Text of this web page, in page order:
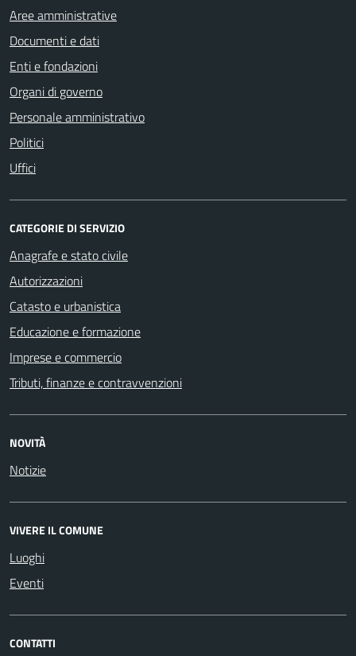
Aree amministrative
Documenti e dati
Enti e fondazioni
Organi di governo
Personale amministrativo
Politici
Uffici
CATEGORIE DI SERVIZIO
Anagrafe e stato civile
Autorizzazioni
Catasto e urbanistica
Educazione e formazione
Imprese e commercio
Tributi, finanze e contravvenzioni
NOVITÀ
Notizie
VIVERE IL COMUNE
Luoghi
Eventi
CONTATTI